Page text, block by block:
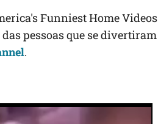
Funniest Home Videos
pessoas que se divertiram
.